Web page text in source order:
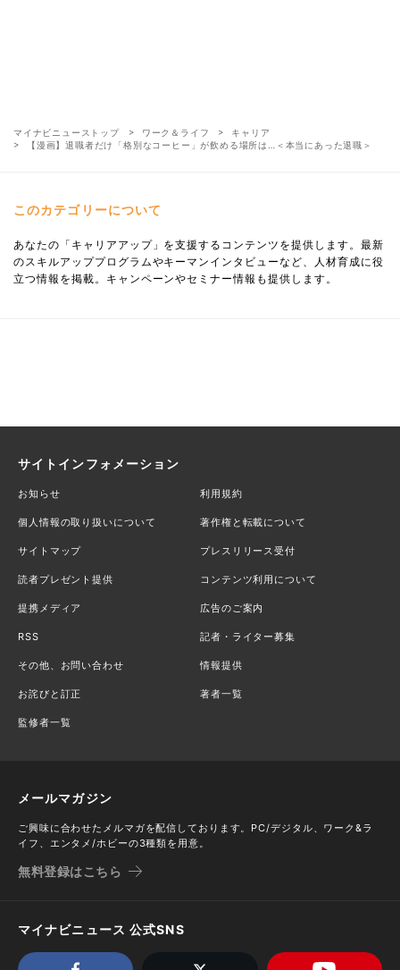
マイナビニューストップ ワーク＆ライフ
キャリア
【漫画】退職者だけ「格別なコーヒー」が飲める場所は…＜本当にあった退職＞
このカテゴリーについて
あなたの「キャリアアップ」を支援するコンテンツを提供します。最新
のスキルアッププログラムやキーマンインタビューなど、人材育成に役
立つ情報を掲載。キャンペーンやセミナー情報も提供します。
サイトインフォメーション
お知らせ 利用規約
個人情報の取り扱いについて 著作権と転載について
サイトマップ プレスリリース受付
読者プレゼント提供 コンテンツ利用について
提携メディア 広告のご案内
RSS 記者・ライター募集
その他、お問い合わせ 情報提供
お詫びと訂正 著者一覧
監修者一覧
メールマガジン
ご興味に合わせたメルマガを配信しております。PC/デジタル、ワーク&ラ
イフ、エンタメ/ホビーの3種類を用意。
無料登録はこちら
マイナビニュース 公式SNS